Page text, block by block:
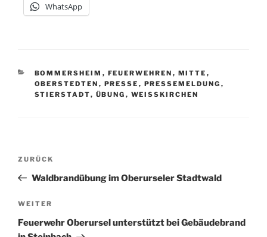
WhatsApp
KATEGORIEN
BOMMERSHEIM , FEUERWEHREN , MITTE ,
OBERSTEDTEN , PRESSE , PRESSEMELDUNG ,
STIERSTADT, ÜBUNG , WEISSKIRCHEN
Beitragsnavigation
Vorheriger
Beitrag
ZURÜCK
Waldbrandübung im Oberurseler Stadtwald
Nächster
Beitrag
WEITER
Feuerwehr Oberursel unterstützt bei Gebäudebrand